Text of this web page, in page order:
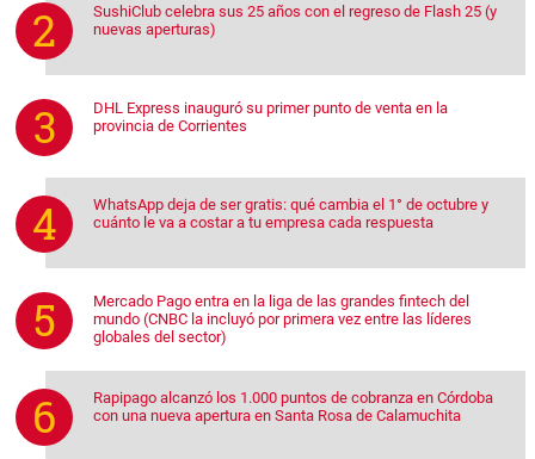
SushiClub celebra sus 25 años con el regreso de Flash 25 (y
nuevas aperturas)
DHL Express inauguró su primer punto de venta en la
provincia de Corrientes
WhatsApp deja de ser gratis: qué cambia el 1° de octubre y
cuánto le va a costar a tu empresa cada respuesta
Mercado Pago entra en la liga de las grandes fintech del
mundo (CNBC la incluyó por primera vez entre las líderes
globales del sector)
Rapipago alcanzó los 1.000 puntos de cobranza en Córdoba
con una nueva apertura en Santa Rosa de Calamuchita